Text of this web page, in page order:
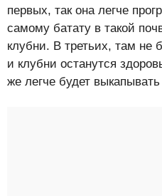
первых, так она легче
самому батату в такой
клубни. В третьих, там не
и клубни останутся
же легче будет